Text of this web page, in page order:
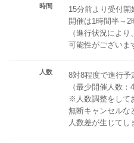
時間
15分前より受付開
開催は1時間半～2
（進行状況により
可能性がございま
人数
8対8程度で進行予
（最少開催人数：4
※人数調整をして
無断キャンセルな
人数差が生じてし